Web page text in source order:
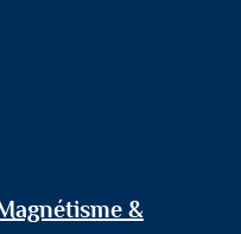
&